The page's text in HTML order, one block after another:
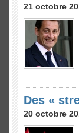
21 octobre
Des «
20 octobre